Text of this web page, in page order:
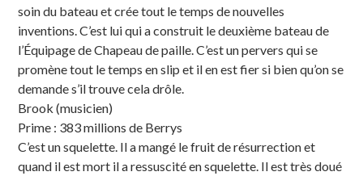
soin du bateau et crée tout le temps de nouvelles
inventions. C’est lui qui a construit le deuxième bateau de
l’Équipage de Chapeau de paille. C’est un pervers qui se
promène tout le temps en slip et il en est fier si bien qu’on se
demande s’il trouve cela drôle.
Brook (musicien)
Prime : 383 millions de Berrys
C’est un squelette. Il a mangé le fruit de résurrection et
quand il est mort il a ressuscité en squelette. Il est très doué